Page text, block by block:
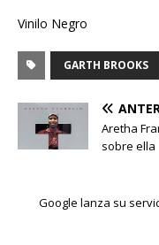
Vinilo Negro
GARTH BROOKS
Aretha
sobre ella
Google lanza su